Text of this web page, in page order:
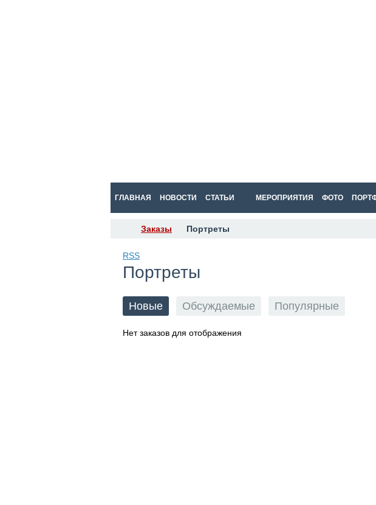
ГЛАВНАЯ НОВОСТИ СТАТЬИ МЕРОПРИЯТИЯ ФОТО
Заказы Портреты
RSS
Портреты
Новые Обсуждаемые Популярные
Нет заказов для отображения